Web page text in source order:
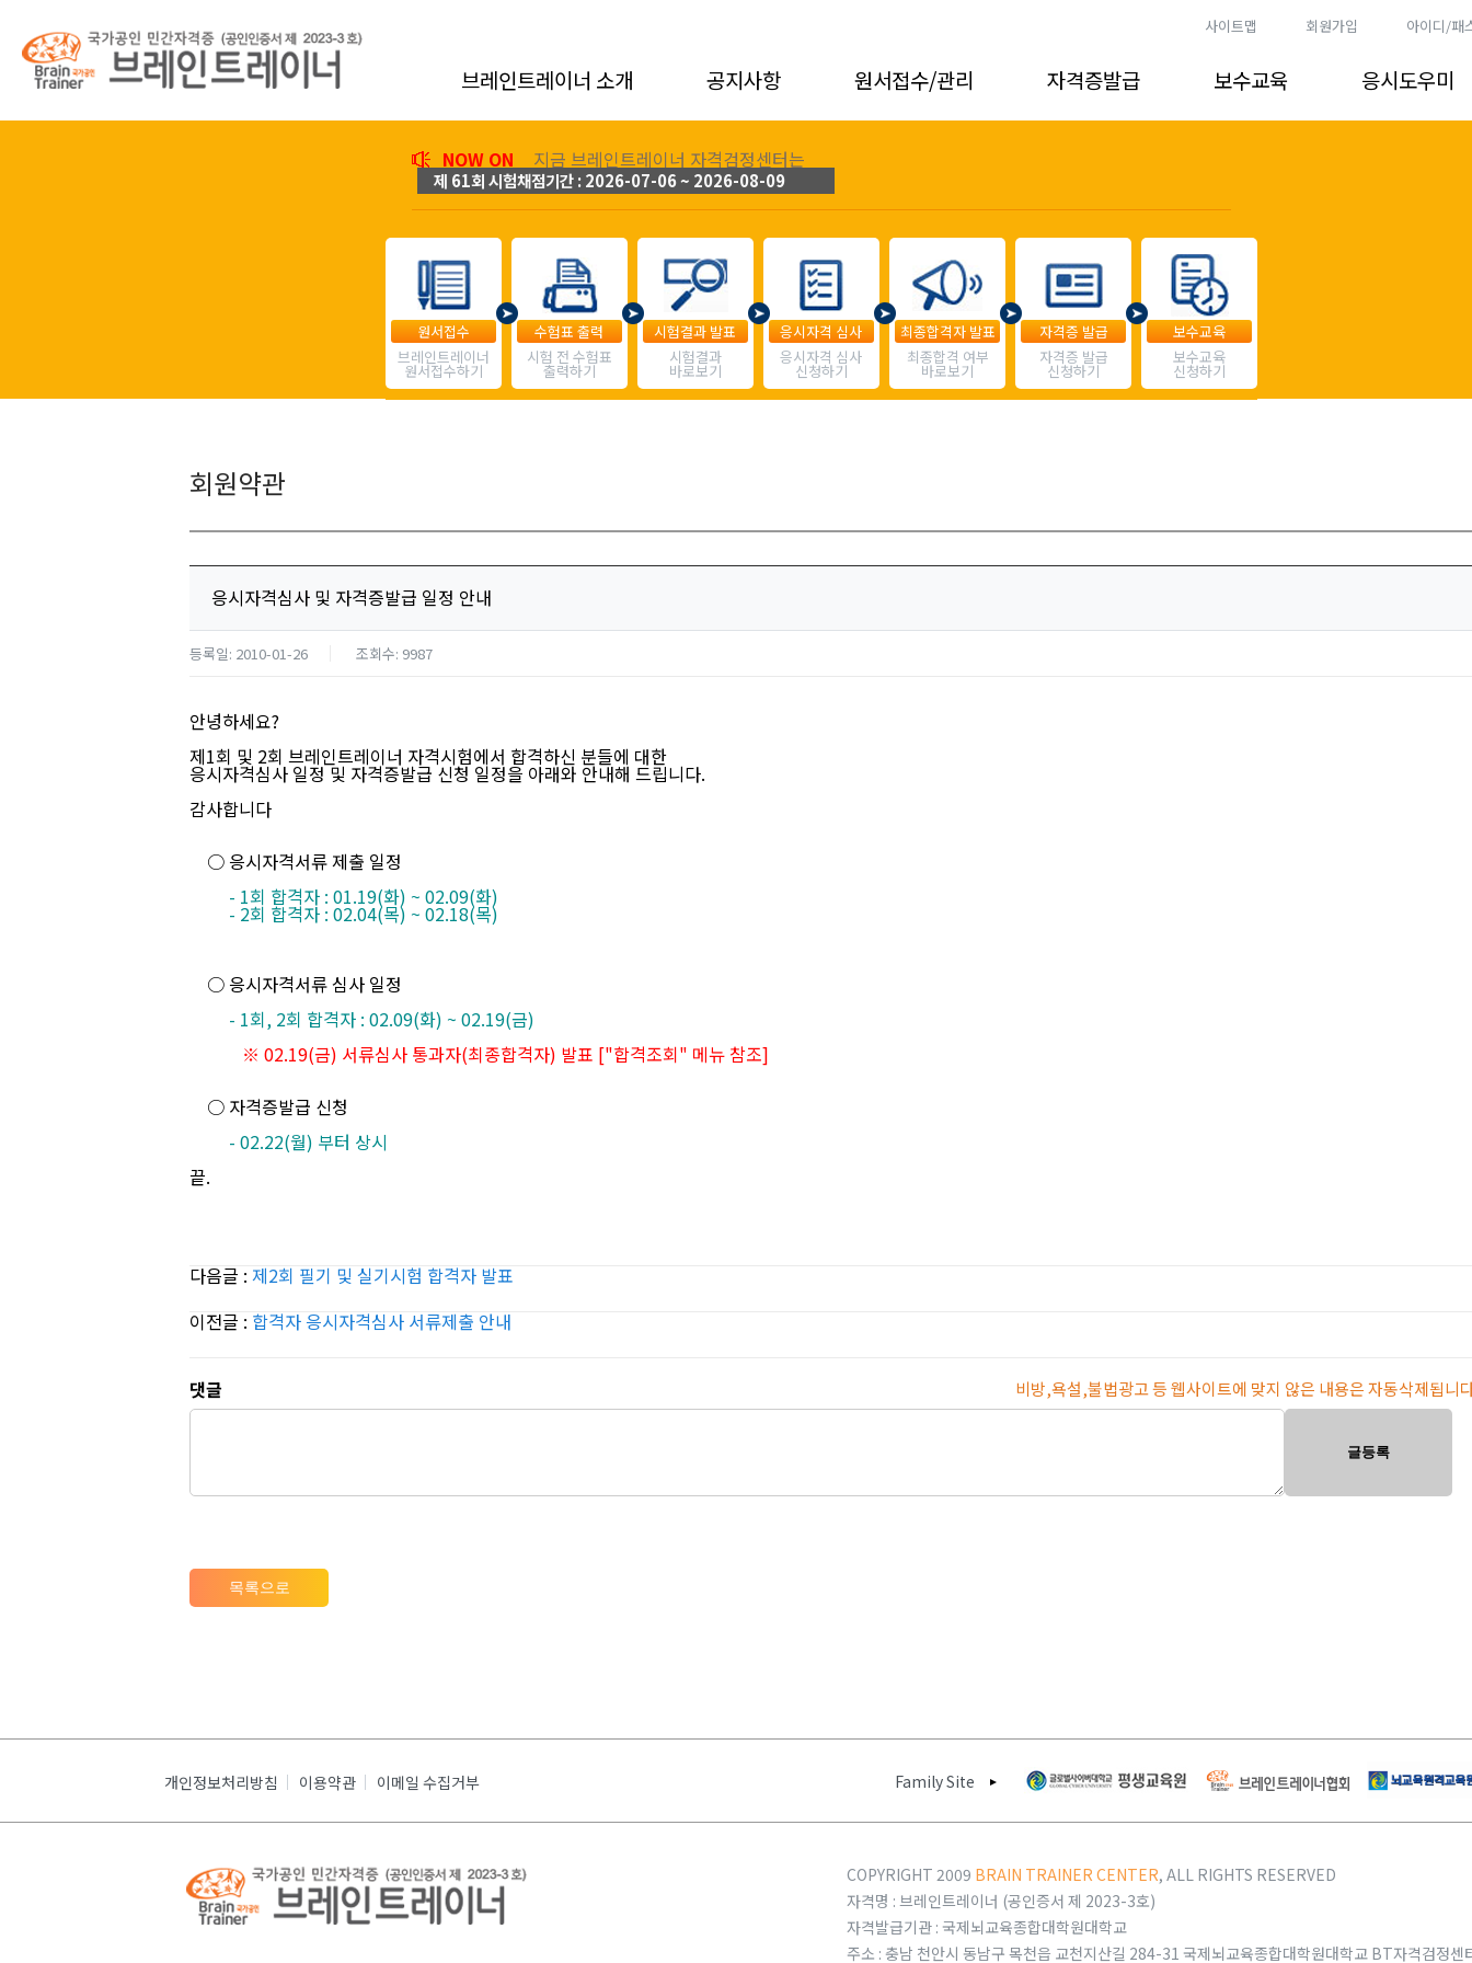
사이트맵 회원가입 아이디/패
브레인트레이너 소개 공지사항 원서접수/관리 자격증발급 보수교육 응시도우미
NOW ON 지금 브레인트레이너 자격검정센터는
제 61회 시험채점기간 : 2026-07-06 ~ 2026-08-09
원서접수
브레인트레이너
원서접수하기
수험표 출력
시험 전 수험표
출력하기
시험결과 발표
시험결과
바로보기
응시자격 심사
응시자격 심사
신청하기
최종합격자 발표
최종합격 여부
바로보기
자격증 발급
자격증 발급
신청하기
보수교육
보수교육
신청하기
회원약관
응시자격심사 및 자격증발급 일정 안내
등록일: 2010-01-26 조회수: 9987
안녕하세요?
제1회 및 2회 브레인트레이너 자격시험에서 합격하신 분들에 대한
응시자격심사 일정 및 자격증발급 신청 일정을 아래와 안내해 드립니다.
감사합니다
○ 응시자격서류 제출 일정
- 1회 합격자 : 01.19(화) ~ 02.09(화)
- 2회 합격자 : 02.04(목) ~ 02.18(목)
○ 응시자격서류 심사 일정
- 1회, 2회 합격자 : 02.09(화) ~ 02.19(금)
※ 02.19(금) 서류심사 통과자(최종합격자) 발표 ["합격조회" 메뉴 참조]
○ 자격증발급 신청
- 02.22(월) 부터 상시
끝.
다음글 : 제2회 필기 및 실기시험 합격자 발표
이전글 : 합격자 응시자격심사 서류제출 안내
댓글 비방,욕설,불법광고 등 웹사이트에 맞지 않은 내용은 자동삭제됩니
글등록
목록으로
개인정보처리방침 이용약관 이메일 수집거부 Family Site
COPYRIGHT 2009 BRAIN TRAINER CENTER, ALL RIGHTS RESERVED
자격명 : 브레인트레이너 (공인증서 제 2023-3호)
자격발급기관 : 국제뇌교육종합대학원대학교
주소 : 충남 천안시 동남구 목천읍 교천지산길 284-31 국제뇌교육종합대학원대학교 BT자격검정센